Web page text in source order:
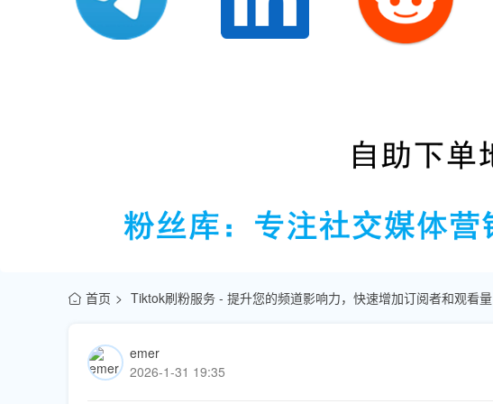
首页 Tiktok刷粉服务 - 提升您的频道影响力，快速增加订阅者和观看量
emer
2026-1-31 19:35